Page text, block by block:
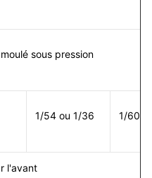
sous pression
1/54 ou 1/36 1/60
l'avant